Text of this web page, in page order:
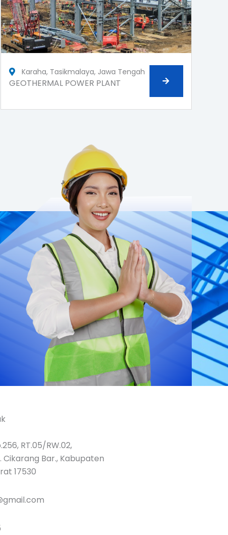
Karaha, Tasikmalaya, Jawa Tengah
GEOTHERMAL POWER PLANT
RT.05/RW.02,
Cikarang Bar., Kabupaten
17530